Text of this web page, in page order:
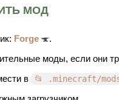
МОД
Forge
.
моды, если они
в
📂 .minecraft/